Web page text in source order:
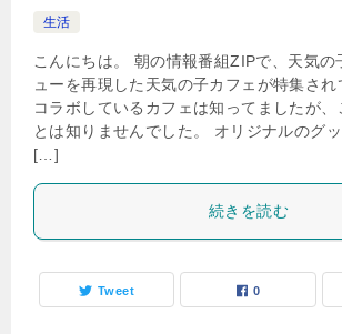
生活
こんにちは。 朝の情報番組ZIPで、天気の
ューを再現した天気の子カフェが特集さ
コラボしているカフェは知ってましたが、
とは知りませんでした。 オリジナルのグ
[…]
続きを読む
Tweet 0